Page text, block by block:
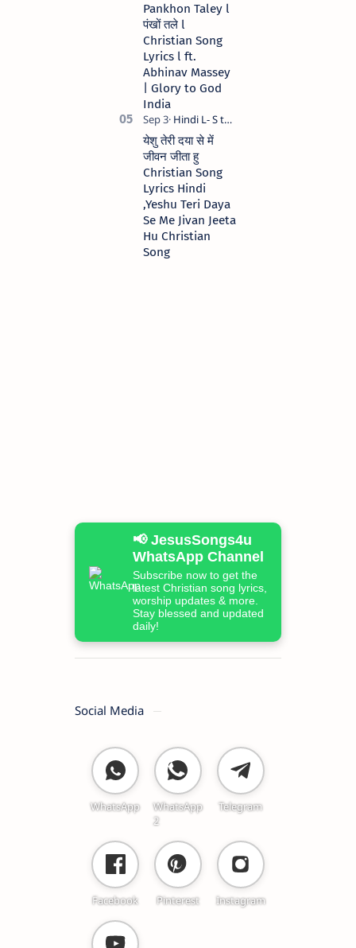
Pankhon Taley l
पंखों तले l
Christian Song
Lyrics l ft.
Abhinav Massey
| Glory to God
India
येशु तेरी दया से में
जीवन जीता हु
Christian Song
Lyrics Hindi
,Yeshu Teri Daya
Se Me Jivan Jeeta
Hu Christian
Song
📢 JesusSongs4u
WhatsApp Channel
Subscribe now to get the
latest Christian song lyrics,
worship updates & more.
Stay blessed and updated
daily!
Social Media
WhatsApp
WhatsApp
2
Telegram
Facebook Pinterest Instagram
Worship Songs